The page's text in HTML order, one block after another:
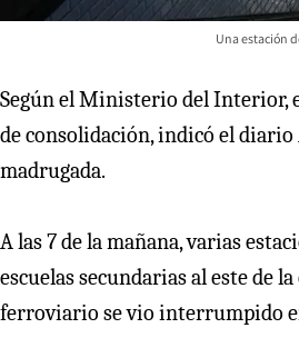
Una estación
Según el Ministerio del Interior,
de consolidación, indicó el diario
madrugada.
A las 7 de la mañana, varias
escuelas secundarias al este de
ferroviario se vio interrumpido